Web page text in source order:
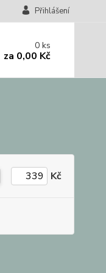
Přihlášení
0ks
za 0,00 Kč
Kč